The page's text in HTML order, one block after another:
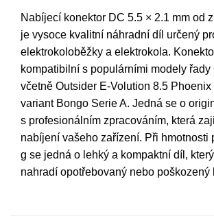
Nabíjecí konektor DC 5.5 × 2.1 mm od
je vysoce kvalitní náhradní díl určený
elektrokoloběžky a elektrokola.
kompatibilní s populárními modely řady
včetně Outsider E-Volution 8.5 Phoenix
variant Bongo Serie A. Jedná se o
s profesionálním zpracováním, která
nabíjení vašeho zařízení. Při hmotnosti
g se jedná o lehký a kompaktní díl,
nahradí opotřebovaný nebo poškozený